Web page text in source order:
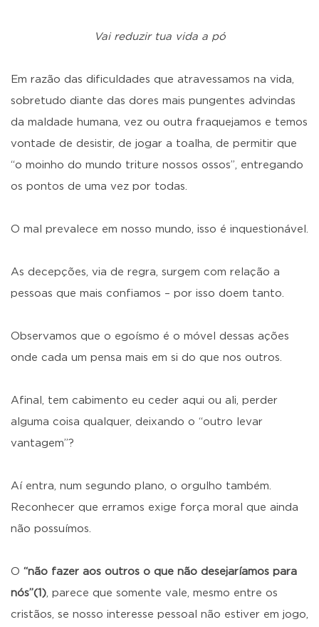
Vai reduzir tua vida a pó
Em razão das dificuldades que atravessamos na vida,
sobretudo diante das dores mais pungentes advindas
da maldade humana, vez ou outra fraquejamos e temos
vontade de desistir, de jogar a toalha, de permitir que
“o moinho do mundo triture nossos ossos”, entregando
os pontos de uma vez por todas.
O mal prevalece em nosso mundo, isso é inquestionável.
As decepções, via de regra, surgem com relação a
pessoas que mais confiamos – por isso doem tanto.
Observamos que o egoísmo é o móvel dessas ações
onde cada um pensa mais em si do que nos outros.
Afinal, tem cabimento eu ceder aqui ou ali, perder
alguma coisa qualquer, deixando o “outro levar
vantagem”?
Aí entra, num segundo plano, o orgulho também.
Reconhecer que erramos exige força moral que ainda
não possuímos.
O “não fazer aos outros o que não desejaríamos para
nós”(1), parece que somente vale, mesmo entre os
cristãos, se nosso interesse pessoal não estiver em jogo,